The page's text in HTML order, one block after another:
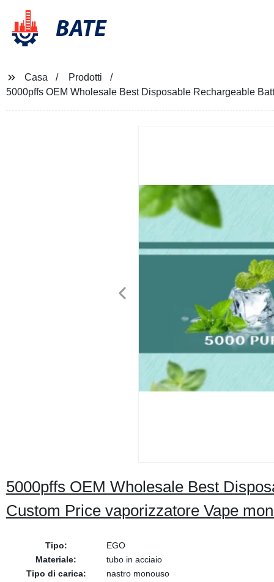
BATE
Casa
Prodotti
5000pffs OEM Wholesale Best Disposable Rechargeable
5000pffs OEM Wholesale Best
Custom Price vaporizzatore Vape
Tipo:
EGO
Materiale:
tubo in acciaio
Tipo di carica:
nastro monouso